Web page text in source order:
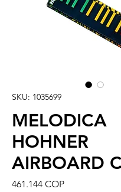
SKU: 1035699
MELODICA
HOHNER
AIRBOARD
461.144 COPPrecio